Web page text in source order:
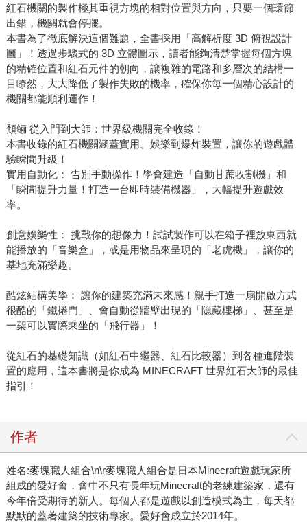
紅石機關的製作極其重視方塊的相對位置與方向，只要一個環節
出錯，機關就會停擺。
本書為了徹底解決這個難題，全書採用「高解析度 3D 俯視設計
圖」！透過步驟式的 3D 立體圖示，讀者能夠清楚掌握每個方塊
的精確位置和紅石元件的朝向，讓複雜的電路和多層次的結構一
目瞭然，大大降低了製作失敗的機率，確保你每一個精心設計的
機關都能順利運作！
頽鲡 從入門到大師：世界級機關完全收錄！
本書收錄的紅石機關涵蓋實用、娛樂到爆炸裝置，讓你的遊戲體
驗瞬間升級！
實用自動化： 告別手動操作！學會建造「自動甘蔗收割機」和
「瞬間提升力量！打造一台即時裝備機器」，大幅提升遊戲效
率。
創意娛樂性： 挑戰你的想像力！試試製作可以在箱子裡放東西就
能播放的「音樂盒」，或是用物品來呈現的「老虎機」，讓你的
基地充滿樂趣。
酷炫結構美學： 讓你的建築充滿未來感！親手打造一扇開啟方式
很酷的「鐵捲門」、會自動從牆壁出現的「隱藏樓梯」、甚至是
一架可以實際乘坐的「飛行器」！
從紅石的基礎知識（如紅石中繼器、紅石比較器）到各種進階裝
置的應用，這本書將是你成為 MINECRAFT 世界紅石大師的最佳
指引！
作者
姓名:麥塊職人組合\n\r麥塊職人組合是日本Minecraft遊戲玩家所
組成的愛好會，會中不只有長年玩Minecraft的老練建築家，還有
今年倍受期待的新人。每個人都是遊戲以創造模式為主，每天都
默默的蓋著建築的技術專家。愛好會成立於2014年。